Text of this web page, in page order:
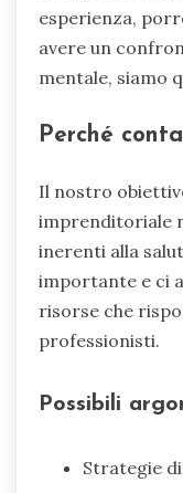
esperienza,
avere un
mentale, siamo
Perché
Il nostro
imprenditoriale
inerenti alla
importante e ci
risorse che
professionisti.
Possibili
Strategie